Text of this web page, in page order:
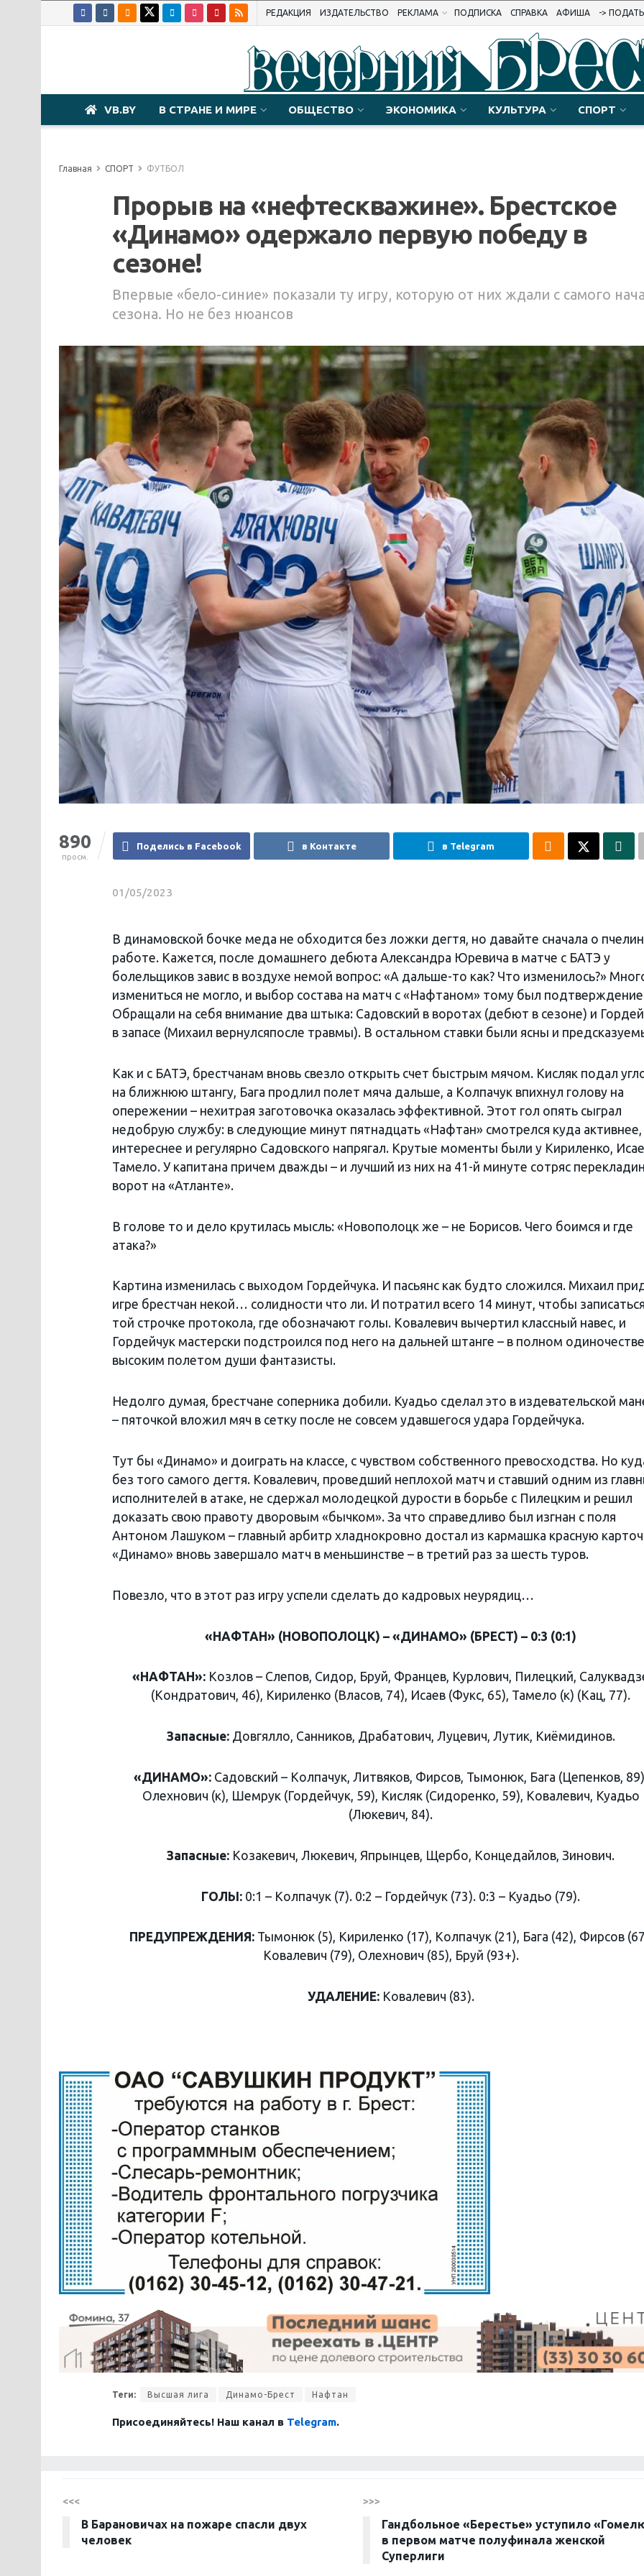
РЕДАКЦИЯ ИЗДАТЕЛЬСТВО РЕКЛАМА ПОДПИСКА СПРАВКА АФИША ->
VB.BY В СТРАНЕ И МИРЕ ОБЩЕСТВО ЭКОНОМИКА КУЛЬТУРА СПОРТ
Главная СПОРТ ФУТБОЛ
Прорыв на «нефтескважине». Брестское
«Динамо» одержало первую победу в
сезоне!
Впервые «бело-синие» показали ту игру, которую от них ждали с самого
сезона. Но не без нюансов
890
просм.
Поделись в Facebook в Контакте в Telegram
01/05/2023
В динамовской бочке меда не обходится без ложки дегтя, но давайте сначала о
работе. Кажется, после домашнего дебюта Александра Юревича в матче с БАТЭ у
болельщиков завис в воздухе немой вопрос: «А дальше-то как? Что изменилось?»
измениться не могло, и выбор состава на матч с «Нафтаном» тому был
Обращали на себя внимание два штыка: Садовский в воротах (дебют в сезоне) и
в запасе (Михаил вернулсяпосле травмы). В остальном ставки были ясны и
Как и с БАТЭ, брестчанам вновь свезло открыть счет быстрым мячом. Кисляк подал
на ближнюю штангу, Бага продлил полет мяча дальше, а Колпачук впихнул голову на
опережении – нехитрая заготовочка оказалась эффективной. Этот гол опять сыграл
недобрую службу: в следующие минут пятнадцать «Нафтан» смотрелся куда активнее,
интереснее и регулярно Садовского напрягал. Крутые моменты были у Кириленко,
Тамело. У капитана причем дважды – и лучший из них на 41-й минуте сотряс
ворот на «Атланте».
В голове то и дело крутилась мысль: «Новополоцк же – не Борисов. Чего боимся и где
атака?»
Картина изменилась с выходом Гордейчука. И пасьянс как будто сложился. Михаил
игре брестчан некой… солидности что ли. И потратил всего 14 минут, чтобы
той строчке протокола, где обозначают голы. Ковалевич вычертил классный навес, и
Гордейчук мастерски подстроился под него на дальней штанге – в полном
высоким полетом души фантазисты.
Недолго думая, брестчане соперника добили. Куадьо сделал это в издевательской
– пяточкой вложил мяч в сетку после не совсем удавшегося удара Гордейчука.
Тут бы «Динамо» и доиграть на классе, с чувством собственного превосходства. Но
без того самого дегтя. Ковалевич, проведший неплохой матч и ставший одним из
исполнителей в атаке, не сдержал молодецкой дурости в борьбе с Пилецким и решил
доказать свою правоту дворовым «бычком». За что справедливо был изгнан с поля
Антоном Лашуком – главный арбитр хладнокровно достал из кармашка красную
«Динамо» вновь завершало матч в меньшинстве – в третий раз за шесть туров.
Повезло, что в этот раз игру успели сделать до кадровых неурядиц…
«НАФТАН» (НОВОПОЛОЦК) – «ДИНАМО» (БРЕСТ) – 0:3 (0:1)
«НАФТАН»: Козлов – Слепов, Сидор, Бруй, Францев, Курлович, Пилецкий,
(Кондратович, 46), Кириленко (Власов, 74), Исаев (Фукс, 65), Тамело (к) (Кац, 77).
Запасные: Довгялло, Санников, Драбатович, Луцевич, Лутик, Киёмидинов.
«ДИНАМО»: Садовский – Колпачук, Литвяков, Фирсов, Тымонюк, Бага (Цепенков,
Олехнович (к), Шемрук (Гордейчук, 59), Кисляк (Сидоренко, 59), Ковалевич, Куадьо
(Люкевич, 84).
Запасные: Козакевич, Люкевич, Япрынцев, Щербо, Концедайлов, Зинович.
ГОЛЫ: 0:1 – Колпачук (7). 0:2 – Гордейчук (73). 0:3 – Куадьо (79).
ПРЕДУПРЕЖДЕНИЯ:Тымонюк (5), Кириленко (17), Колпачук (21), Бага (42), Фирсов
Ковалевич (79), Олехнович (85), Бруй (93+).
УДАЛЕНИЕ: Ковалевич (83).
Теги: Высшая лига Динамо-Брест Нафтан
Присоединяйтесь! Наш канал в Telegram.
<<<
В Барановичах на пожаре спасли двух
человек
>>>
Гандбольное «Берестье» уступило
в первом матче полуфинала женской
Суперлиги